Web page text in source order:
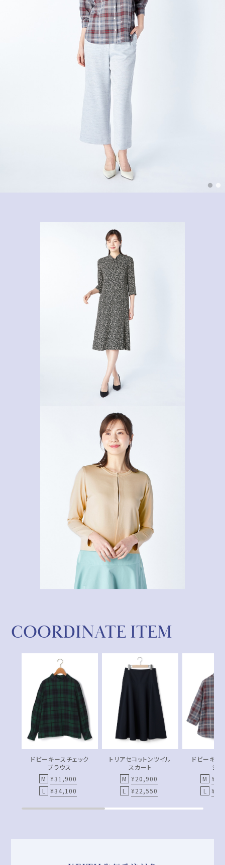
COORDINATE ITEM
ドビーキースチェック
ブラウス
¥31,900
¥34,100
トリアセコットンツイル
スカート
¥20,900
¥22,550
ドビーキー
シ